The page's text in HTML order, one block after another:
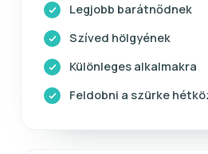
Legjobb barátnődnek
Szíved hölgyének
Különleges alkalmakra
Feldobni a szürke